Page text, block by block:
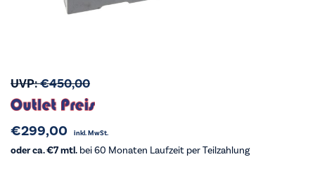
UVP:€450,00
€299,00 inkl. MwSt.
oder ca. €7 mtl. bei 60 Monaten Laufzeit per Teilzahlung